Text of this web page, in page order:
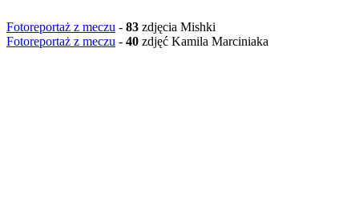
Fotoreportaż z meczu - 83 zdjęcia Mishki
Fotoreportaż z meczu - 40 zdjęć Kamila Marciniaka